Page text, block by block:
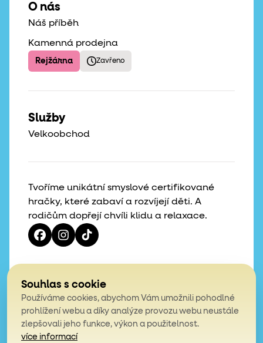
Tvoříme unikátní smyslové certifikované
hračky, které zabaví a rozvíjejí děti. A
rodičům dopřejí chvíli klidu a relaxace.
O nás
Náš příběh
Kamenná prodejna
Rejžárna Zavřeno
Služby
Velkoobchod
4,9
z celkem 200 hodnocení
Souhlas s cookie
Používáme cookies, abychom Vám umožnili pohodlné
prohlížení webu a díky analýze provozu webu neustále
zlepšovali jeho funkce, výkon a použitelnost.
více informací